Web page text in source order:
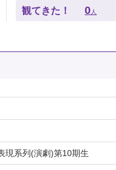
観てきた！ 0 人
現系列(演劇)第10期生